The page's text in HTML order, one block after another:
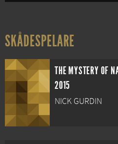
SKÅDESPELARE
THE MYSTERY OF
2015
NICK GURDIN